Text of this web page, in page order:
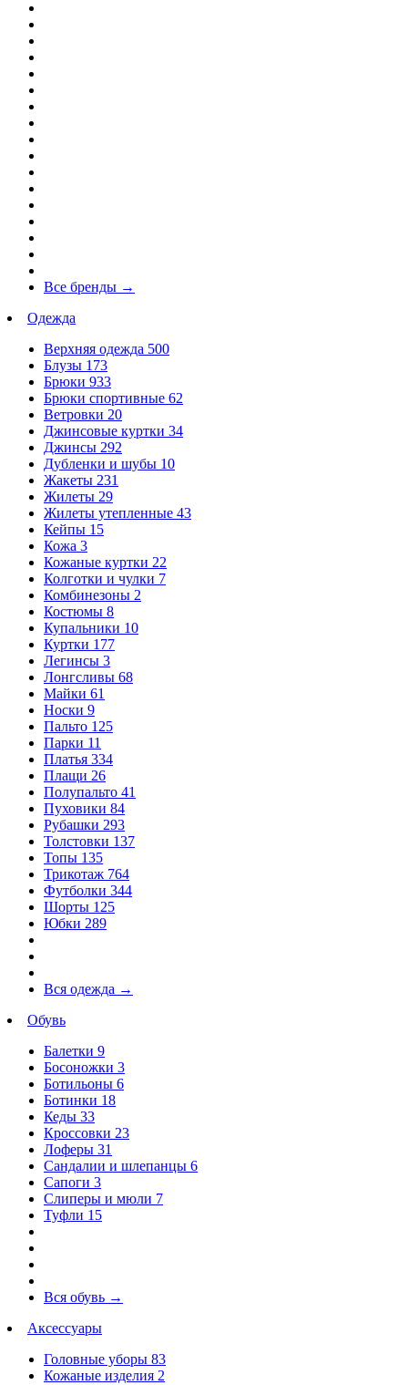
Все бренды →
Одежда
Верхняя одежда 500
Блузы 173
Брюки 933
Брюки спортивные 62
Ветровки 20
Джинсовые куртки 34
Джинсы 292
Дубленки и шубы 10
Жакеты 231
Жилеты 29
Жилеты утепленные 43
Кейпы 15
Кожа 3
Кожаные куртки 22
Колготки и чулки 7
Комбинезоны 2
Костюмы 8
Купальники 10
Куртки 177
Легинсы 3
Лонгсливы 68
Майки 61
Носки 9
Пальто 125
Парки 11
Платья 334
Плащи 26
Полупальто 41
Пуховики 84
Рубашки 293
Толстовки 137
Топы 135
Трикотаж 764
Футболки 344
Шорты 125
Юбки 289
Вся одежда →
Обувь
Балетки 9
Босоножки 3
Ботильоны 6
Ботинки 18
Кеды 33
Кроссовки 23
Лоферы 31
Сандалии и шлепанцы 6
Сапоги 3
Слиперы и мюли 7
Туфли 15
Вся обувь →
Аксессуары
Головные уборы 83
Кожаные изделия 2